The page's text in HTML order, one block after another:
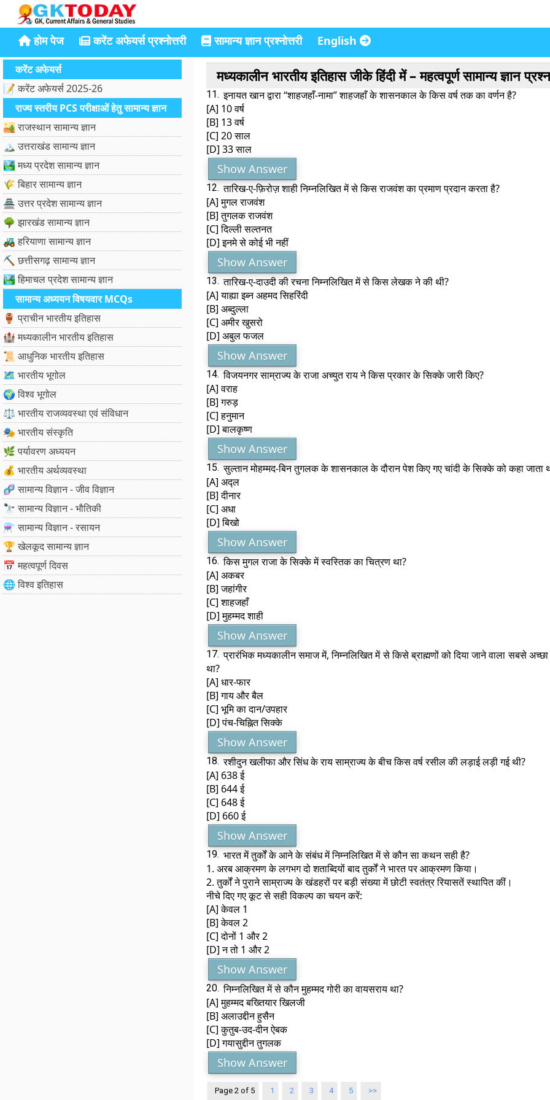
होम पेज करेंट अफेयर्स प्रश्नोत्तरी सामान्य ज्ञान प्रश्नोत्तरी English
करेंट अफेयर्स
📝 करेंट अफेयर्स 2025-26
राज्य स्तरीय PCS परीक्षाओं हेतु सामान्य ज्ञान
🏜️ राजस्थान सामान्य ज्ञान
🏔️ उत्तराखंड सामान्य ज्ञान
🏞️ मध्य प्रदेश सामान्य ज्ञान
🌾 बिहार सामान्य ज्ञान
🏯 उत्तर प्रदेश सामान्य ज्ञान
🌳 झारखंड सामान्य ज्ञान
🚜 हरियाणा सामान्य ज्ञान
⛏️ छत्तीसगढ़ सामान्य ज्ञान
🏞️ हिमाचल प्रदेश सामान्य ज्ञान
सामान्य अध्ययन विषयवार MCQs
🏺 प्राचीन भारतीय इतिहास
🏰 मध्यकालीन भारतीय इतिहास
📜 आधुनिक भारतीय इतिहास
🗺️ भारतीय भूगोल
🌍 विश्व भूगोल
⚖️ भारतीय राजव्यवस्था एवं संविधान
🎭 भारतीय संस्कृति
🌿 पर्यावरण अध्ययन
💰 भारतीय अर्थव्यवस्था
🧬 सामान्य विज्ञान - जीव विज्ञान
🔭 सामान्य विज्ञान - भौतिकी
⚗️ सामान्य विज्ञान - रसायन
🏆 खेलकूद सामान्य ज्ञान
📅 महत्वपूर्ण दिवस
🌐 विश्व इतिहास
मध्यकालीन भारतीय इतिहास जीके हिंदी में – महत्वपूर्ण सामान्य ज्ञान
11. इनायत खान द्वारा “शाहजहाँ-नामा” शाहजहाँ के शासनकाल के किस वर्ष तक का वर्णन है?
[A] 10 वर्ष
[B] 13 वर्ष
[C] 20 साल
[D] 33 साल
Show Answer
12. तारिख-ए-फ़िरोज़ शाही निम्नलिखित में से किस राजवंश का प्रमाण प्रदान करता है?
[A] मुगल राजवंश
[B] तुगलक राजवंश
[C] दिल्ली सल्तनत
[D] इनमे से कोई भी नहीं
Show Answer
13. तारिख-ए-दाउदी की रचना निम्नलिखित में से किस लेखक ने की थी?
[A] याह्या इब्न अहमद सिहरिंदी
[B] अब्दुल्ला
[C] अमीर खुसरो
[D] अबुल फजल
Show Answer
14. विजयनगर साम्राज्य के राजा अच्युत राय ने किस प्रकार के सिक्के जारी किए?
[A] वराह
[B] गरुड़
[C] हनुमान
[D] बालकृष्ण
Show Answer
15. सुल्तान मोहम्मद-बिन तुगलक के शासनकाल के दौरान पेश किए गए चांदी के सिक्के को कहा जाता
[A] अद्ल
[B] दीनार
[C] अधा
[D] बिखो
Show Answer
16. किस मुगल राजा के सिक्के में स्वस्तिक का चित्रण था?
[A] अकबर
[B] जहांगीर
[C] शाहजहाँ
[D] मुहम्मद शाही
Show Answer
17. प्रारंभिक मध्यकालीन समाज में, निम्नलिखित में से किसे ब्राह्मणों को दिया जाने वाला सबसे अच्छा
था?
[A] धार-फार
[B] गाय और बैल
[C] भूमि का दान/उपहार
[D] पंच-चिह्नित सिक्के
Show Answer
18. रशीदुन खलीफा और सिंध के राय साम्राज्य के बीच किस वर्ष रसील की लड़ाई लड़ी गई थी?
[A] 638 ई
[B] 644 ई
[C] 648 ई
[D] 660 ई
Show Answer
19. भारत में तुर्कों के आने के संबंध में निम्नलिखित में से कौन सा कथन सही है?
1. अरब आक्रमण के लगभग दो शताब्दियों बाद तुर्कों ने भारत पर आक्रमण किया।
2. तुर्कों ने पुराने साम्राज्य के खंडहरों पर बड़ी संख्या में छोटी स्वतंत्र रियासतें स्थापित कीं।
नीचे दिए गए कूट से सही विकल्प का चयन करें:
[A] केवल 1
[B] केवल 2
[C] दोनों 1 और 2
[D] न तो 1 और 2
Show Answer
20. निम्नलिखित में से कौन मुहम्मद गोरी का वायसराय था?
[A] मुहम्मद बख्तियार खिलजी
[B] अलाउद्दीन हुसैन
[C] कुतुब-उद-दीन ऐबक
[D] गयासुद्दीन तुगलक
Show Answer
Page 2 of 5 1 2 3 4 5 >>